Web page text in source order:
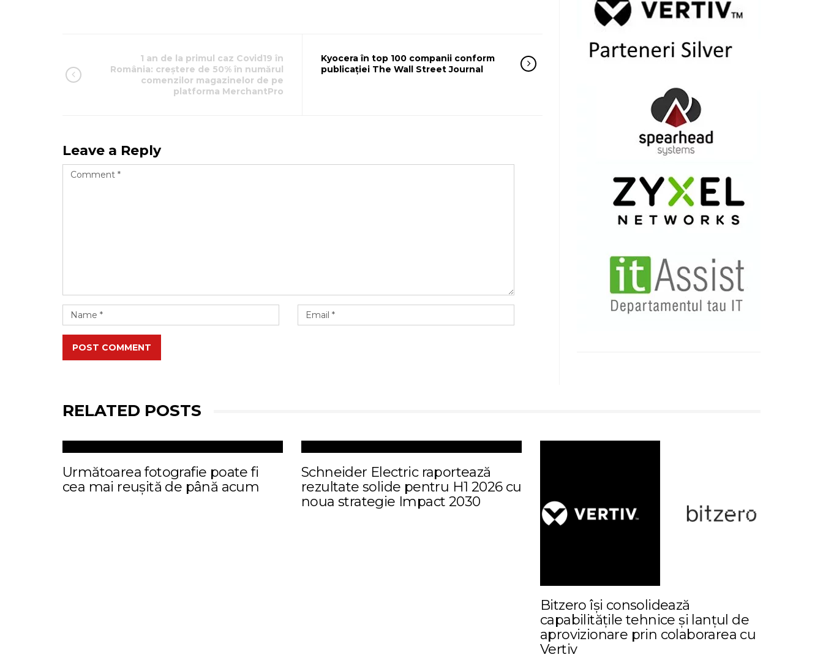
1 an de la primul caz Covid19 în
România: creștere de 50% în numărul
comenzilor magazinelor de pe
platforma MerchantPro
Kyocera în top 100 companii conform
publicației The Wall Street Journal
Leave a Reply
POST COMMENT
RELATED POSTS
Următoarea fotografie poate fi
cea mai reușită de până acum
Schneider Electric raportează
rezultate solide pentru H1 2026 cu
noua strategie Impact 2030
Bitzero își consolidează
capabilitățile tehnice și lanțul de
aprovizionare prin colaborarea cu
Vertiv